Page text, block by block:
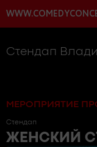
Стендап
МЕРОПРИЯТИЕ
Стендап
ЖЕНСКИЙ